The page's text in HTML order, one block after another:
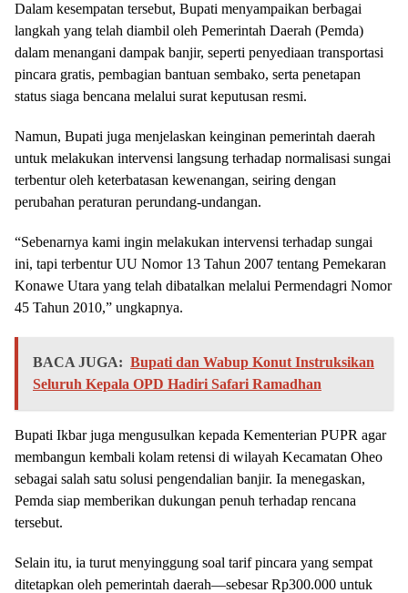
Dalam kesempatan tersebut, Bupati menyampaikan berbagai
langkah yang telah diambil oleh Pemerintah Daerah (Pemda)
dalam menangani dampak banjir, seperti penyediaan transportasi
pincara gratis, pembagian bantuan sembako, serta penetapan
status siaga bencana melalui surat keputusan resmi.
Namun, Bupati juga menjelaskan keinginan pemerintah daerah
untuk melakukan intervensi langsung terhadap normalisasi sungai
terbentur oleh keterbatasan kewenangan, seiring dengan
perubahan peraturan perundang-undangan.
“Sebenarnya kami ingin melakukan intervensi terhadap sungai
ini, tapi terbentur UU Nomor 13 Tahun 2007 tentang Pemekaran
Konawe Utara yang telah dibatalkan melalui Permendagri Nomor
45 Tahun 2010,” ungkapnya.
BACA JUGA: Bupati dan Wabup Konut Instruksikan
Seluruh Kepala OPD Hadiri Safari Ramadhan
Bupati Ikbar juga mengusulkan kepada Kementerian PUPR agar
membangun kembali kolam retensi di wilayah Kecamatan Oheo
sebagai salah satu solusi pengendalian banjir. Ia menegaskan,
Pemda siap memberikan dukungan penuh terhadap rencana
tersebut.
Selain itu, ia turut menyinggung soal tarif pincara yang sempat
ditetapkan oleh pemerintah daerah—sebesar Rp300.000 untuk